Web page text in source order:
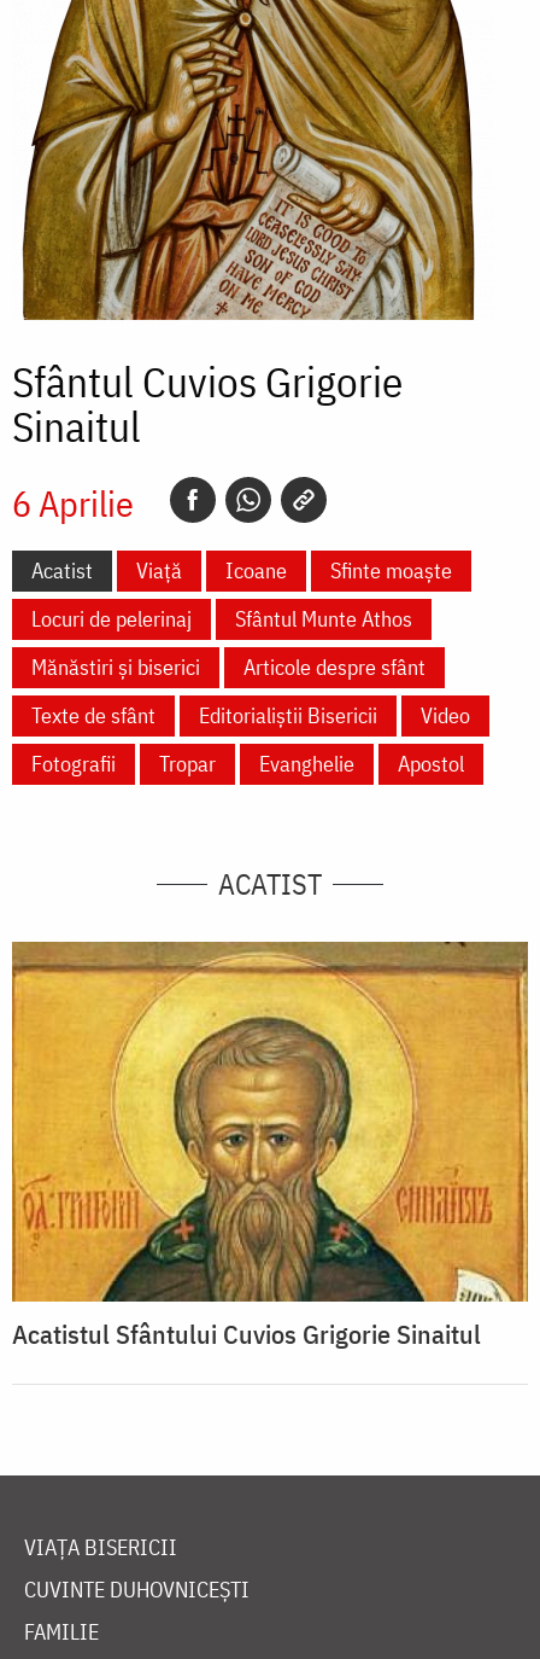
Sfântul Cuvios Grigorie
Sinaitul
6 Aprilie
Acatist Viață Icoane
Sfinte moaște
Locuri de pelerinaj
Sfântul Munte Athos
Mănăstiri și biserici
Articole despre sfânt
Texte de sfânt
Editorialiștii Bisericii
Video
Fotografii
Tropar Evanghelie Apostol
ACATIST
Acatistul Sfântului Cuvios Grigorie Sinaitul
VIAȚA BISERICII
CUVINTE DUHOVNICEȘTI
FAMILIE